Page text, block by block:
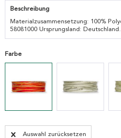
Beschreibung
Materialzusammensetzung: 100%
58081000 Ursprungsland:
Farbe
Auswahl zurücksetzen